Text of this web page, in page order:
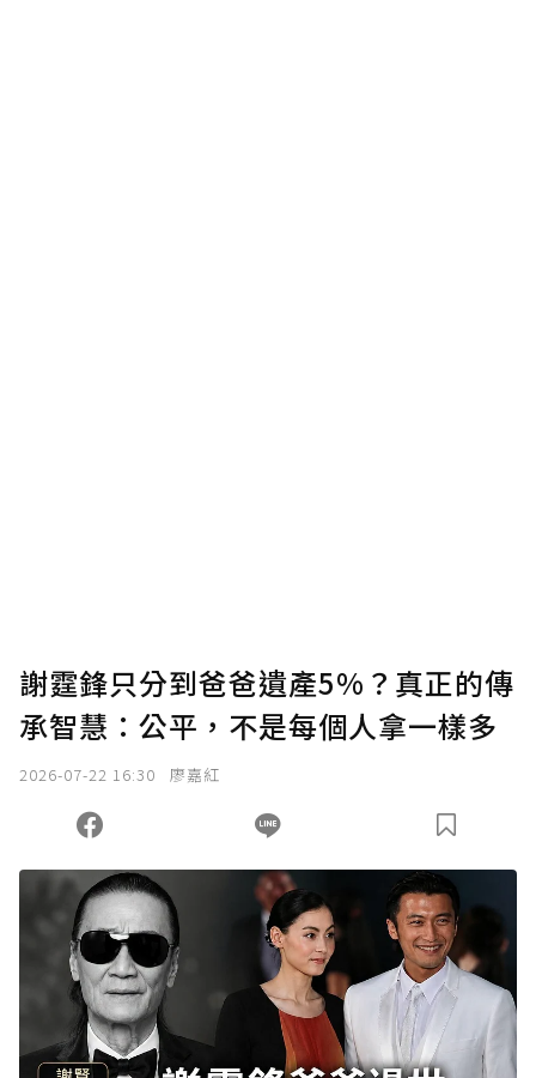
謝霆鋒只分到爸爸遺產5%？真正的傳
承智慧：公平，不是每個人拿一樣多
2026-07-22 16:30 廖嘉紅